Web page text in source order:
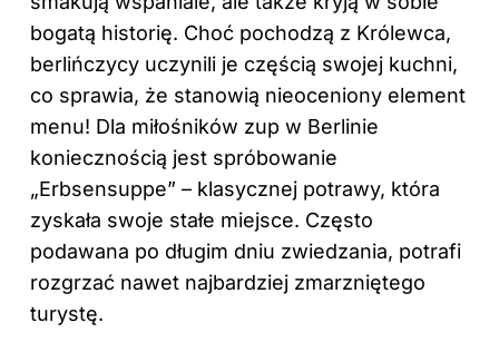
bogatą historię. Choć pochodzą z Królewca,
berlińczycy uczynili je częścią swojej kuchni,
co sprawia, że stanowią nieoceniony element
menu! Dla miłośników zup w Berlinie
koniecznością jest spróbowanie
„Erbsensuppe” – klasycznej potrawy, która
zyskała swoje stałe miejsce. Często
podawana po długim dniu zwiedzania, potrafi
rozgrzać nawet najbardziej zmarzniętego
turystę.